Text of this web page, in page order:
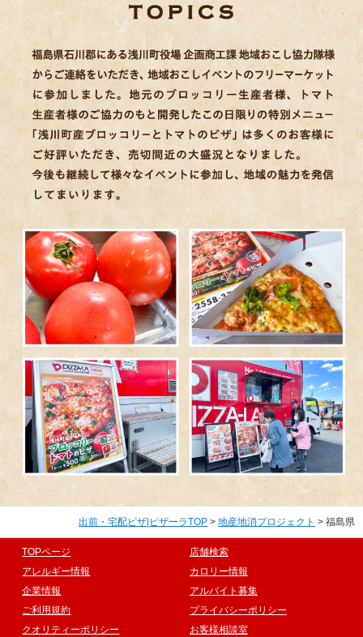
出前・宅配ピザ|ピザーラTOP > 地産地消プロジェクト > 福島県
TOPページ
店舗検索
アレルギー情報
カロリー情報
企業情報
アルバイト募集
ご利用規約
プライバシーポリシー
クオリティーポリシー
お客様相談室